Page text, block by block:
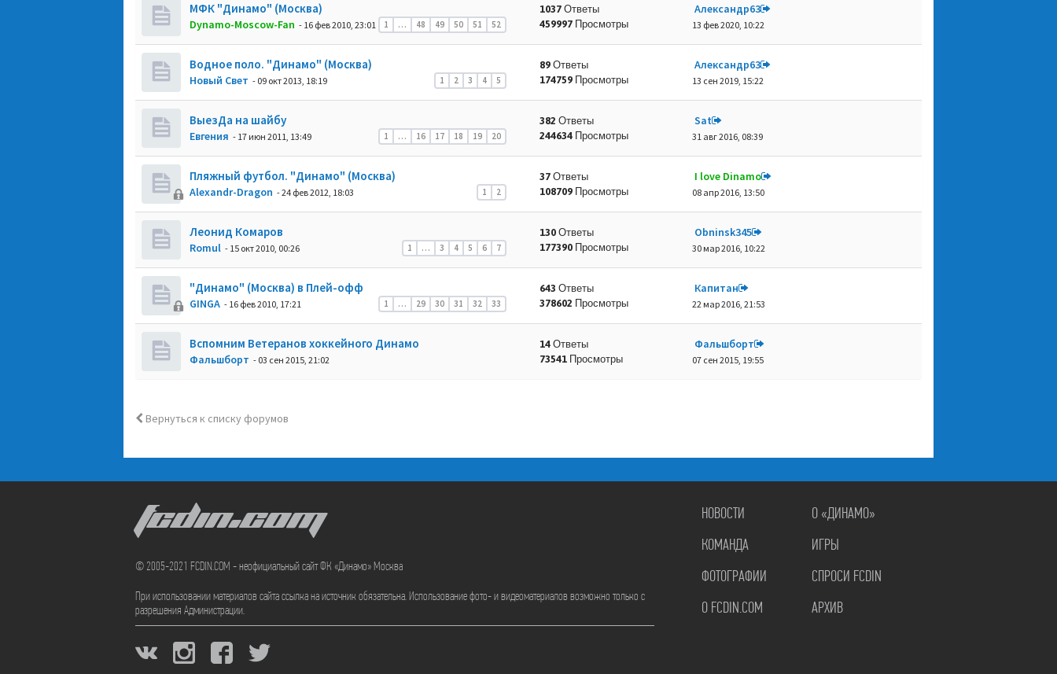
МФК "Динамо" (Москва)
1 … 48 49 50 51 52
Dynamo-Moscow-Fan - 16 фев 2010, 23:01
1037 Ответы
459997 Просмотры
Александр63
13 фев 2020, 10:22
Водное поло. "Динамо" (Москва)
1 2 3 4 5
Новый Свет - 09 окт 2013, 18:19
89 Ответы
174759 Просмотры
Александр63
13 сен 2019, 15:22
ВыезДа на шайбу
1 … 16 17 18 19 20
Евгения - 17 июн 2011, 13:49
382 Ответы
244634 Просмотры
Sat
31 авг 2016, 08:39
Пляжный футбол. "Динамо" (Москва)
1 2
Alexandr-Dragon - 24 фев 2012, 18:03
37 Ответы
108709 Просмотры
I love Dinamo
08 апр 2016, 13:50
Леонид Комаров
1 … 3 4 5 6 7
Romul - 15 окт 2010, 00:26
130 Ответы
177390 Просмотры
Obninsk345
30 мар 2016, 10:22
"Динамо" (Москва) в Плей-офф
1 … 29 30 31 32 33
GINGA - 16 фев 2010, 17:21
643 Ответы
378602 Просмотры
Кaпитaн
22 мар 2016, 21:53
Вспомним Ветеранов хоккейного Динамо
Фальшборт - 03 сен 2015, 21:02
14 Ответы
73541 Просмотры
Фальшборт
07 сен 2015, 19:55
Вернуться к списку форумов
FCDIN.COM
© 2005-2021 FCDIN.COM - неофициальный сайт ФК «Динамо» Москва
При использовании материалов сайта ссылка на источник обязательна. Использование фото- и видеоматериалов возможно только с
разрешения Администрации.
НОВОСТИ
О «ДИНАМО»
КОМАНДА
ИГРЫ
ФОТОГРАФИИ
СПРОСИ FCDIN
О FCDIN.COM
АРХИВ